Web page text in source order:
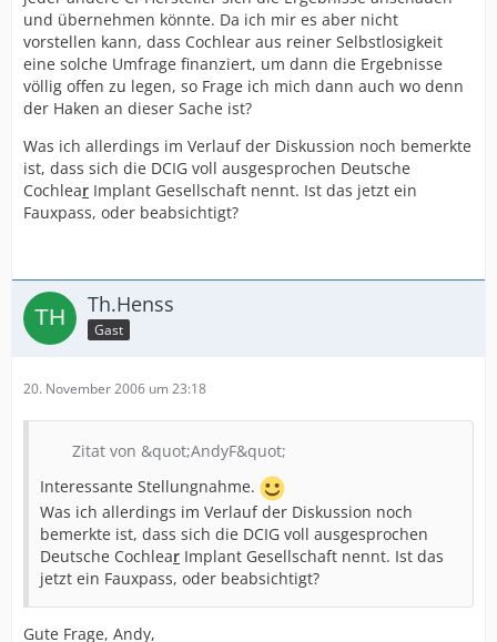
und übernehmen könnte. Da ich mir es aber nicht
vorstellen kann, dass Cochlear aus reiner Selbstlosigkeit
eine solche Umfrage finanziert, um dann die Ergebnisse
völlig offen zu legen, so Frage ich mich dann auch wo denn
der Haken an dieser Sache ist?
Was ich allerdings im Verlauf der Diskussion noch bemerkte
ist, dass sich die DCIG voll ausgesprochen Deutsche
Cochlear Implant Gesellschaft nennt. Ist das jetzt ein
Fauxpass, oder beabsichtigt?
Th.Henss
Gast
20. November 2006 um 23:18
Zitat von &quot;AndyF&quot;
Interessante Stellungnahme.
Was ich allerdings im Verlauf der Diskussion noch
bemerkte ist, dass sich die DCIG voll ausgesprochen
Deutsche Cochlear Implant Gesellschaft nennt. Ist das
jetzt ein Fauxpass, oder beabsichtigt?
Gute Frage, Andy,